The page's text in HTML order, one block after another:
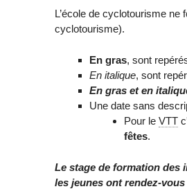
L’école de cyclotourisme
cyclotourisme).
En gras, sont
En italique, sont
En gras et en
Une date sans
Pour leVTT
fêtes.
Le stage de formation des
les jeunes ont rendez-